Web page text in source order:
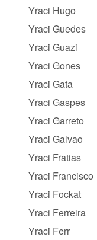
Yraci Hugo
Yraci Guedes
Yraci Guazi
Yraci Gones
Yraci Gata
Yraci Gaspes
Yraci Garreto
Yraci Galvao
Yraci Fratias
Yraci Francisco
Yraci Fockat
Yraci Ferreira
Yraci Ferr